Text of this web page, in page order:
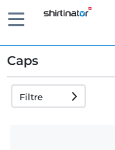
Caps
Filtre